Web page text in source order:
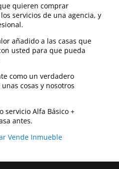
quieren comprar
servicios de una agencia, y
añadido a las casas que
usted para que pueda
como un verdadero
cosas y nosotros
servicio Alfa Básico +
antes.
Vende Inmueble